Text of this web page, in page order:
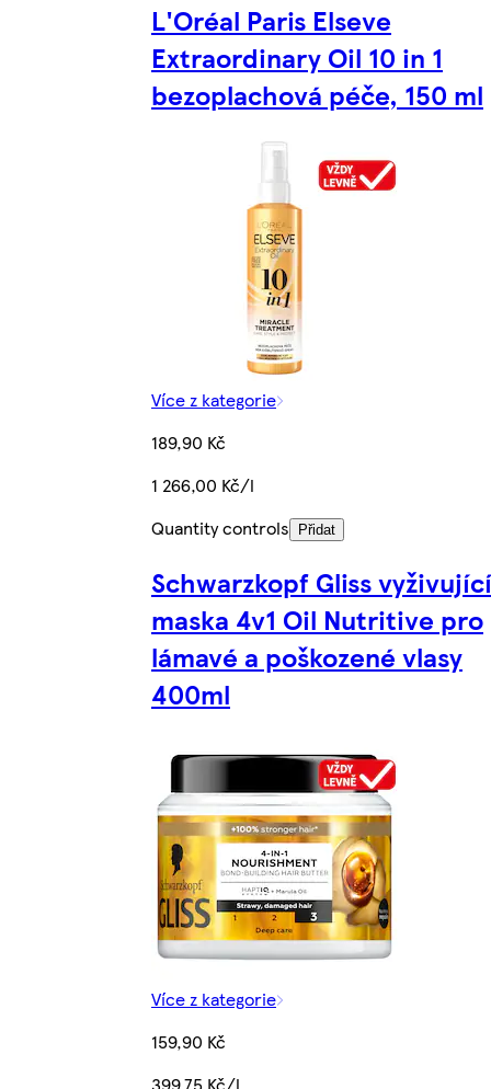
L'Oréal Paris Elseve
Extraordinary Oil 10 in 1
bezoplachová péče, 150 ml
Více z kategorie
189,90 Kč
1 266,00 Kč/l
Quantity controls
Přidat
Schwarzkopf Gliss vyživující
maska 4v1 Oil Nutritive pro
lámavé a poškozené vlasy
400ml
Více z kategorie
159,90 Kč